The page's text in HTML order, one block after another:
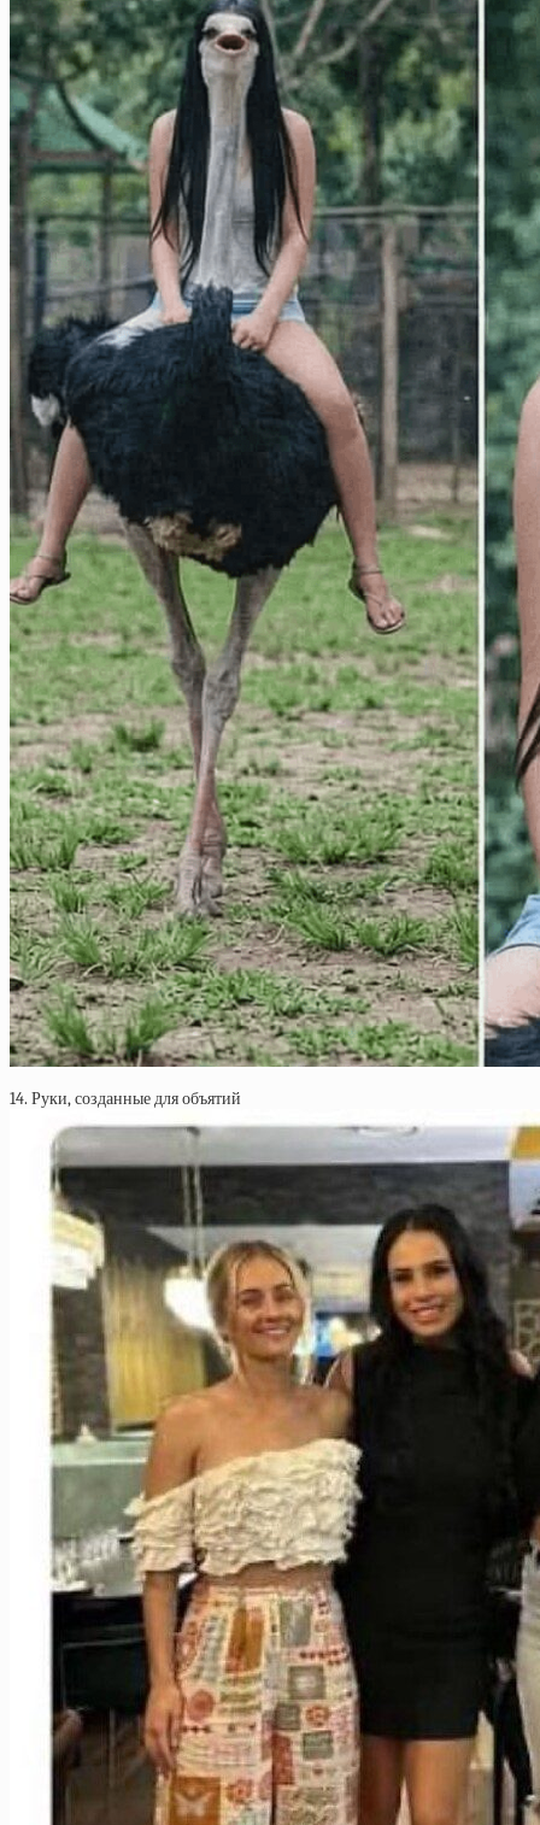
14. Руки, созданные для объятий